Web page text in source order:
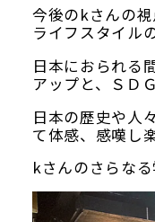
今後のkさんの
ライフスタイル
日本におられる
アップと、ＳＤ
日本の歴史や人
て体感、感嘆し
kさんのさらな